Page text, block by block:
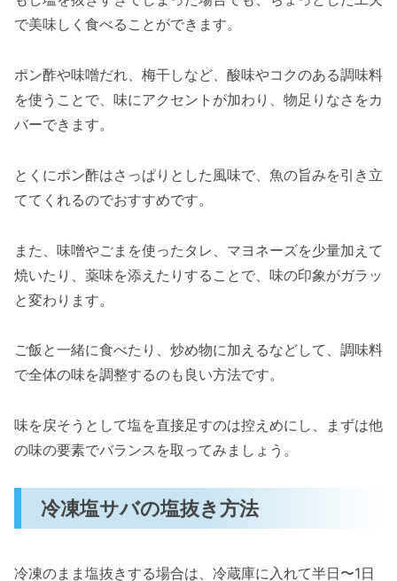
で美味しく食べることができます。
ポン酢や味噌だれ、梅干しなど、酸味やコクのある調味料
を使うことで、味にアクセントが加わり、物足りなさをカ
バーできます。
とくにポン酢はさっぱりとした風味で、魚の旨みを引き立
ててくれるのでおすすめです。
また、味噌やごまを使ったタレ、マヨネーズを少量加えて
焼いたり、薬味を添えたりすることで、味の印象がガラッ
と変わります。
ご飯と一緒に食べたり、炒め物に加えるなどして、調味料
で全体の味を調整するのも良い方法です。
味を戻そうとして塩を直接足すのは控えめにし、まずは他
の味の要素でバランスを取ってみましょう。
冷凍塩サバの塩抜き方法
冷凍のまま塩抜きする場合は、冷蔵庫に入れて半日〜1日